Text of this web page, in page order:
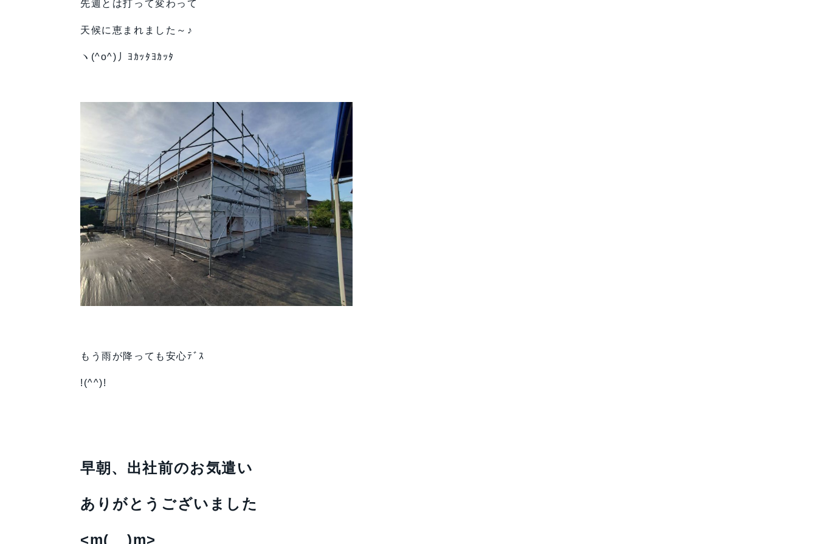
先週とは打って変わって
天候に恵まれました～♪
ヽ(^o^)丿ﾖｶｯﾀﾖｶｯﾀ
もう雨が降っても安心ﾃﾞｽ
!(^^)!
早朝、出社前のお気遣い
ありがとうございました
<m(__)m>